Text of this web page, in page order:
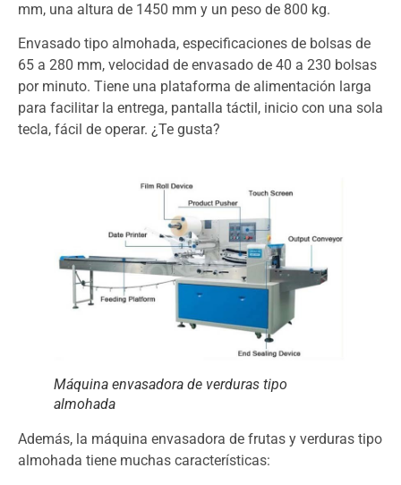
mm, una altura de 1450 mm y un peso de 800 kg.
Envasado tipo almohada, especificaciones de bolsas de
65 a 280 mm, velocidad de envasado de 40 a 230 bolsas
por minuto. Tiene una plataforma de alimentación larga
para facilitar la entrega, pantalla táctil, inicio con una sola
tecla, fácil de operar. ¿Te gusta?
Máquina envasadora de verduras tipo
almohada
Además, la máquina envasadora de frutas y verduras tipo
almohada tiene muchas características: